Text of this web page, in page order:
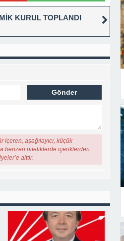
KURUL TOPLANDI
içeren, aşağılayıcı, küçük
benzeri niteliklerde içeriklerden
aittir.